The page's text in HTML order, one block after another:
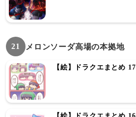
21 メロンソーダ高場の本拠地
【絵】ドラクエまとめ 17